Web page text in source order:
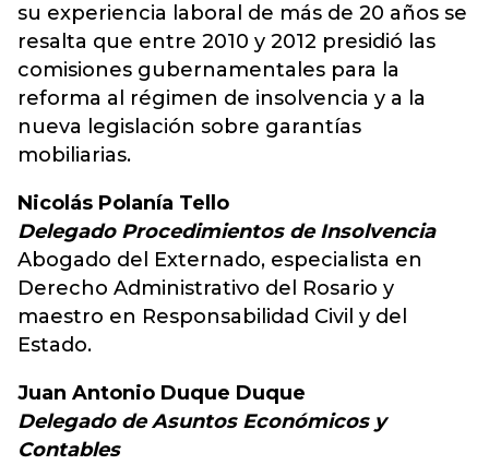
su experiencia laboral de más de 20 años se
resalta que entre 2010 y 2012 presidió las
comisiones gubernamentales para la
reforma al régimen de insolvencia y a la
nueva legislación sobre garantías
mobiliarias.
Nicolás Polanía Tello
Delegado Procedimientos de Insolvencia
Abogado del Externado, especialista en
Derecho Administrativo del Rosario y
maestro en Responsabilidad Civil y del
Estado.
Juan Antonio Duque Duque
Delegado de Asuntos Económicos y
Contables